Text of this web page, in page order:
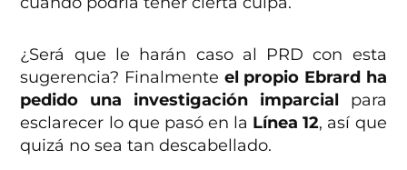
¿Será que le harán caso al PRD con esta
sugerencia? Finalmente el propio Ebrard ha
pedido una investigación imparcial para
esclarecer lo que pasó en la Línea 12, así que
quizá no sea tan descabellado.